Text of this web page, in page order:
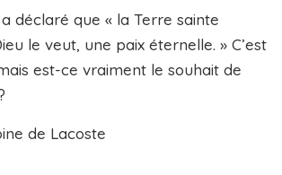
déclaré que « la Terre sainte
le veut, une paix éternelle. » C’est
est-ce vraiment le souhait de
Lacoste